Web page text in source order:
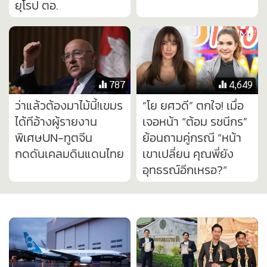
กดดันเคลมดินแดนไทย
อุทธรณ์อีกเหรอ?“
บินไปเสียวไป!USสั่ง
อิ้ง737แม็กซ์หลายร้อย
ลำ อาจมีรอยร้าว
บริเวณลำตัวเครื่องบิน
6,046
"ฌอน โพเอม" โชว์
ทะเบียนสมรสผู้บริหาร
หนุ่มร้านเพชรแบรนด์
ดัง! ที่แท้เรื่องโอละพ่อ!